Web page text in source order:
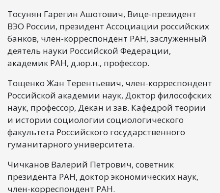
Тосунян Гарегин Ашотович, Вице-президент
ВЭО России, президент Ассоциации российских
банков, член-корреспондент РАН, заслуженный
деятель науки Российской Федерации,
академик РАН, д.юр.н., профессор.
Тощенко Жан Терентьевич, член-корреспондент
Российской академии наук, Доктор философских
наук, профессор, Декан и зав. Кафедрой теории
и истории социологии социологического
факультета Российского государственного
гуманитарного университета.
Чичканов Валерий Петрович, советник
президента РАН, доктор экономических наук,
член-корреспондент РАН.